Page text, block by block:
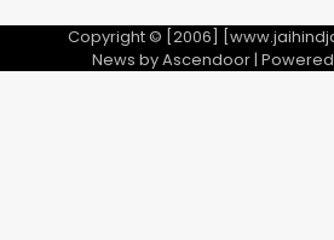
Copyright © [2006]
News byAscendoor|